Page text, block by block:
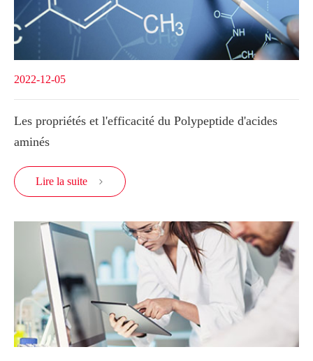
2022-12-05
Les propriétés et l'efficacité du Polypeptide d'acides
aminés
Lire la suite 